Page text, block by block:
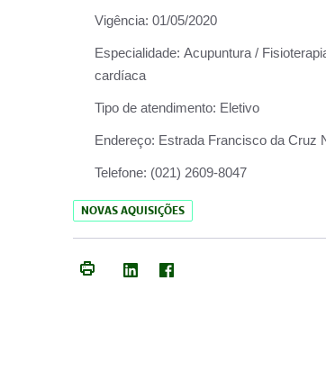
Vigência: 01/05/2020
Especialidade: Acupuntura /
cardíaca
Tipo de atendimento: Eletivo
Endereço: Estrada Francisco da Cruz
Telefone: (021) 2609-8047
NOVAS AQUISIÇÕES